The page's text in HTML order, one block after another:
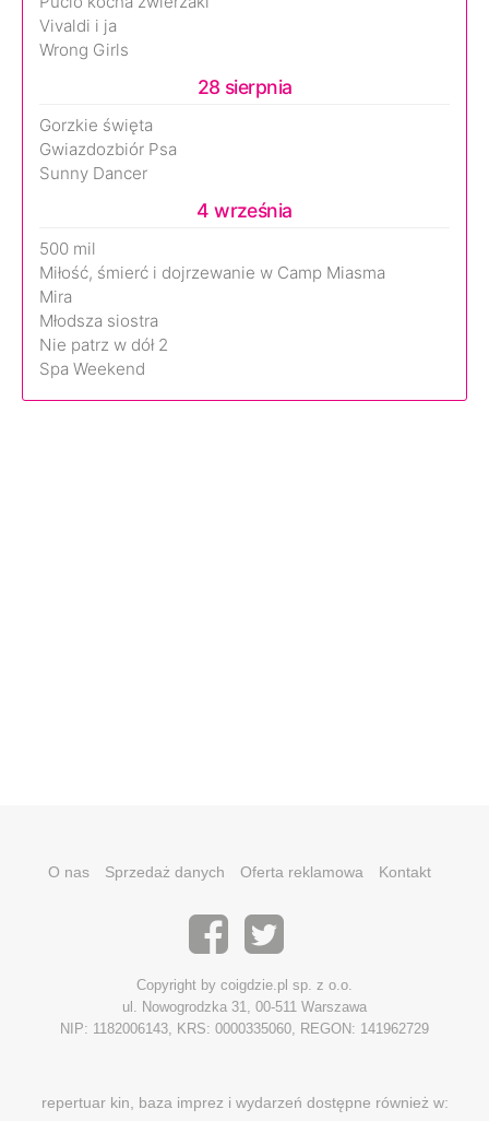
Vivaldi i ja
Wrong Girls
28 sierpnia
Gorzkie święta
Gwiazdozbiór Psa
Sunny Dancer
4 września
500 mil
Miłość, śmierć i dojrzewanie w Camp Miasma
Mira
Młodsza siostra
Nie patrz w dół 2
Spa Weekend
O nas Sprzedaż danych Oferta reklamowa Kontakt
Copyright by coigdzie.pl sp. z o.o.
ul. Nowogrodzka 31, 00-511 Warszawa
NIP: 1182006143, KRS: 0000335060, REGON: 141962729
repertuar kin, baza imprez i wydarzeń dostępne również w: